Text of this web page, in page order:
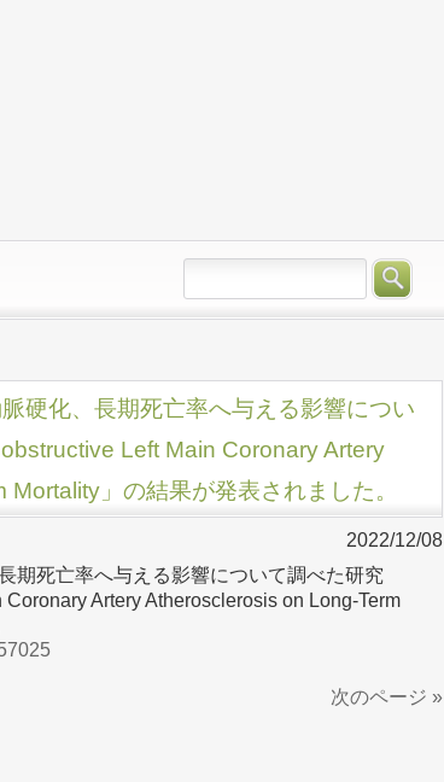
硬化、長期死亡率へ与える影響につい
Left Main Coronary Artery
」の結果が発表されました。
2022/12/08
期死亡率へ与える影響について調べた研究
Coronary Artery Atherosclerosis on Long-Term
次のページ »